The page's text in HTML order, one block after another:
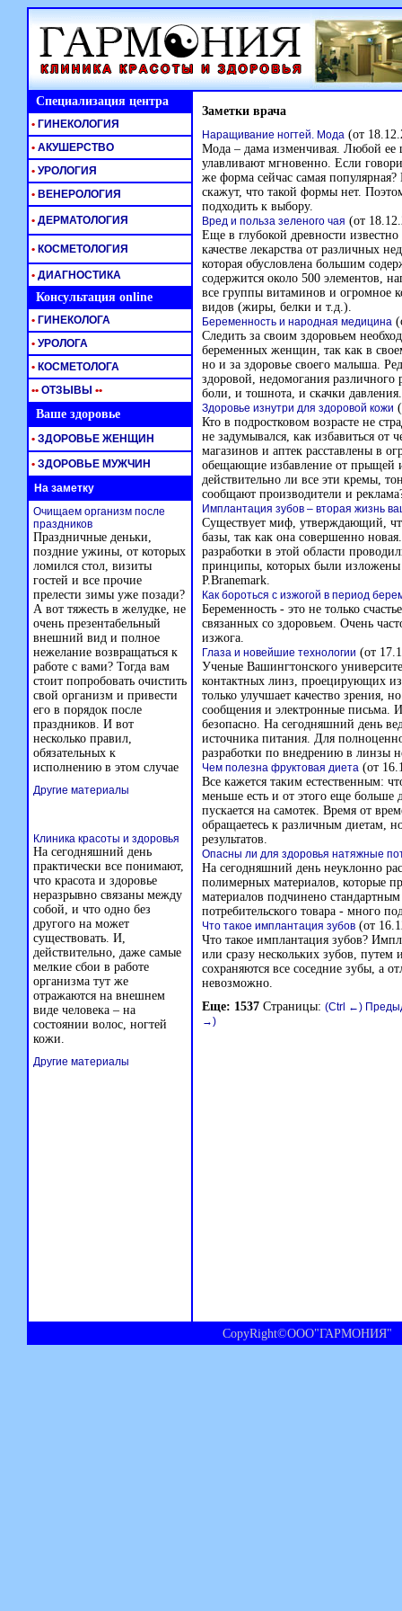
Специализация центра Заметки врача
Наращивание ногтей. Мода (от
Мода – дама изменчивая. Любой ее
улавливают мгновенно. Если
же форма сейчас самая
скажут, что такой формы нет.
подходить к выбору.
Вред и польза зеленого чая (от
Еще в глубокой древности
качестве лекарства от различных
которая обусловлена большим
содержится около 500 элементов,
все группы витаминов и огромное
видов (жиры, белки и т.д.).
Беременность и народная медицина
Следить за своим здоровьем
беременных женщин, так как в
но и за здоровье своего малыша.
здоровой, недомогания различного
боли, и тошнота, и скачки давления.
Здоровье изнутри для здоровой кожи
Кто в подростковом возрасте не
не задумывался, как избавиться
магазинов и аптек расставлены в
обещающие избавление от прыщей
действительно ли все эти кремы,
сообщают производители и
Имплантация зубов – вторая жизнь
Существует миф, утверждающий,
базы, так как она совершенно
разработки в этой области
принципы, которых были
P.Branemark.
Как бороться с изжогой в период
Беременность - это не только
связанных со здоровьем. Очень
изжога.
Глаза и новейшие технологии (от
Ученые Вашингтонского
контактных линз, проецирующих
только улучшает качество зрения,
сообщения и электронные письма.
безопасно. На сегодняшний день
источника питания. Для
разработки по внедрению в линзы
Чем полезна фруктовая диета (от
Все кажется таким естественным:
меньше есть и от этого еще больше
пускается на самотек. Время от
обращаетесь к различным диетам,
результатов.
Опасны ли для здоровья натяжные
На сегодняшний день неуклонно
полимерных материалов, которые
материалов подчинено
потребительского товара - много
Что такое имплантация зубов (от
Что такое имплантация зубов?
или сразу нескольких зубов, путем
сохраняются все соседние зубы, а
невозможно.
Еще: 1537 Страницы: (Ctrl ←)
→)
• ГИНЕКОЛОГИЯ
• АКУШЕРСТВО
• УРОЛОГИЯ
• ВЕНЕРОЛОГИЯ
• ДЕРМАТОЛОГИЯ
• КОСМЕТОЛОГИЯ
• ДИАГНОСТИКА
Консультация online
• ГИНЕКОЛОГА
• УРОЛОГА
• КОСМЕТОЛОГА
•• ОТЗЫВЫ ••
Ваше здоровье
• ЗДОРОВЬЕ ЖЕНЩИН
• ЗДОРОВЬЕ МУЖЧИН
На заметку
Очищаем организм после
праздников
Праздничные деньки,
поздние ужины, от которых
ломился стол, визиты
гостей и все прочие
прелести зимы уже позади?
А вот тяжесть в желудке, не
очень презентабельный
внешний вид и полное
нежелание возвращаться к
работе с вами? Тогда вам
стоит попробовать очистить
свой организм и привести
его в порядок после
праздников. И вот
несколько правил,
обязательных к
исполнению в этом случае
Другие материалы
Клиника красоты и здоровья
На сегодняшний день
практически все понимают,
что красота и здоровье
неразрывно связаны между
собой, и что одно без
другого на может
существовать. И,
действительно, даже самые
мелкие сбои в работе
организма тут же
отражаются на внешнем
виде человека – на
состоянии волос, ногтей
кожи.
Другие материалы